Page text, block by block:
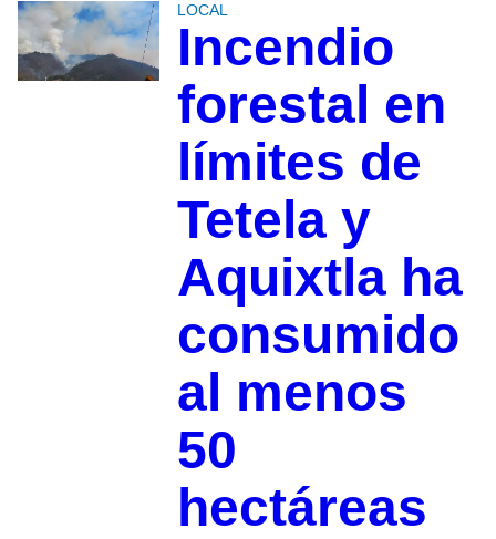
LOCAL
Incendio
forestal en
límites de
Tetela y
Aquixtla ha
consumido
al menos
50
hectáreas